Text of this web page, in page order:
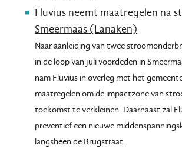
Fluvius neemt maatregelen na
Smeermaas (Lanaken)
Naar aanleiding van twee
in de loop van juli voordeden in
nam Fluvius in overleg met het
maatregelen om de impactzone van
toekomst te verkleinen. Daarnaast zal
preventief een nieuwe
langsheen de Brugstraat.